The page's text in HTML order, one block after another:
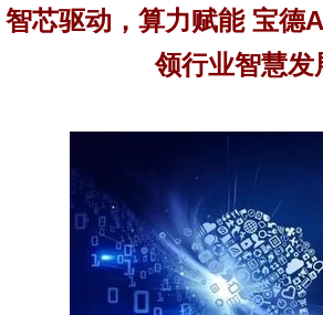
智芯驱动，算力赋能 宝德
领行业智慧发